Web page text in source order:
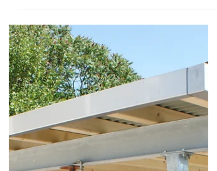
Überlaufrinne zu Pool